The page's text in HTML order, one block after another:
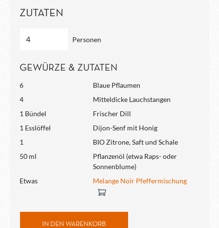
ZUTATEN
Personen
GEWÜRZE & ZUTATEN
6
Blaue Pflaumen
4
Mitteldicke Lauchstangen
1 Bündel
Frischer Dill
1 Esslöffel
Dijon-Senf mit Honig
1
BIO Zitrone, Saft und Schale
50 ml
Pflanzenöl (etwa Raps- oder
Sonnenblume)
Etwas
Melange Noir Pfeffermischung
IN DEN WARENKORB